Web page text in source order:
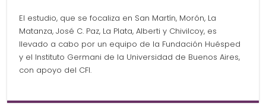
El estudio, que se focaliza en San Martín, Morón, La
Matanza, José C. Paz, La Plata, Alberti y Chivilcoy, es
llevado a cabo por un equipo de la Fundación Huésped
y el Instituto Germani de la Universidad de Buenos Aires,
con apoyo del CFI.